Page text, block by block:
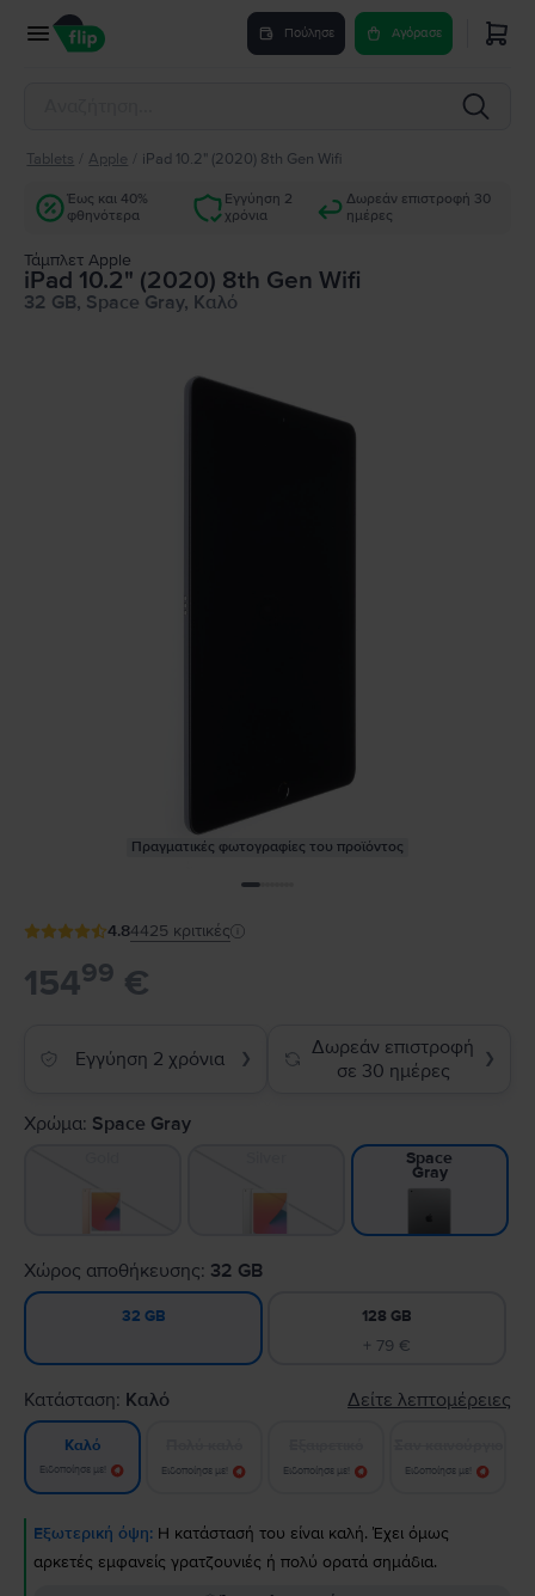
Πούλησε Αγόρασε
Tablets Apple iPad 10.2" (2020) 8th Gen Wifi
Έως και 40%
φθηνότερα
Εγγύηση 2
χρόνια
Δωρεάν επιστροφή 30
ημέρες
Τάμπλετ Apple
iPad 10.2" (2020) 8th Gen Wifi
32 GB, Space Gray, Καλό
Πραγματικές φωτογραφίες του προϊόντος
4.84425 κριτικές
15499 €
Εγγύηση 2 χρόνια ❯
Δωρεάν επιστροφή
σε 30 ημέρες
❯
Χρώμα: Space Gray
Space
Gray
Χώρος αποθήκευσης: 32 GB
32 GB 128 GB
+ 79 €
Κατάσταση: Καλό Δείτε λεπτομέρειες
Καλό
Ειδοποίησε με! Ειδοποίησε με! Ειδοποίησε με! Ειδοποίησε με!
Εξωτερική όψη: Η κατάστασή του είναι καλή. Έχει όμως
αρκετές εμφανείς γρατζουνιές ή πολύ ορατά σημάδια.